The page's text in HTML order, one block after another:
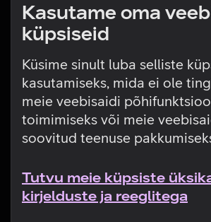
Kasutame oma
küpsiseid
Küsime sinult luba selliste
kasutamiseks, mida ei ole
meie veebisaidi
toimimiseks või meie
soovitud teenuse
Tutvu meie küpsiste
kirjelduste ja reeglitega
Tehniline